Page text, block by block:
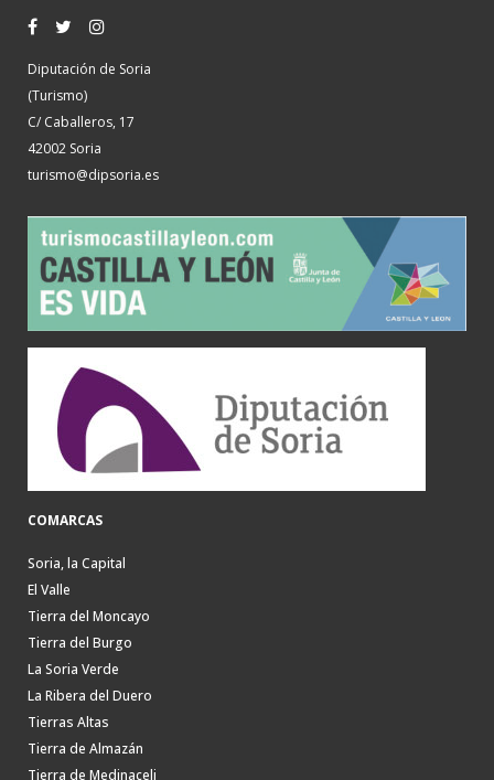
Diputación de Soria
(Turismo)
C/ Caballeros, 17
42002 Soria
turismo@dipsoria.es
COMARCAS
Soria, la Capital
El Valle
Tierra del Moncayo
Tierra del Burgo
La Soria Verde
La Ribera del Duero
Tierras Altas
Tierra de Almazán
Tierra de Medinaceli